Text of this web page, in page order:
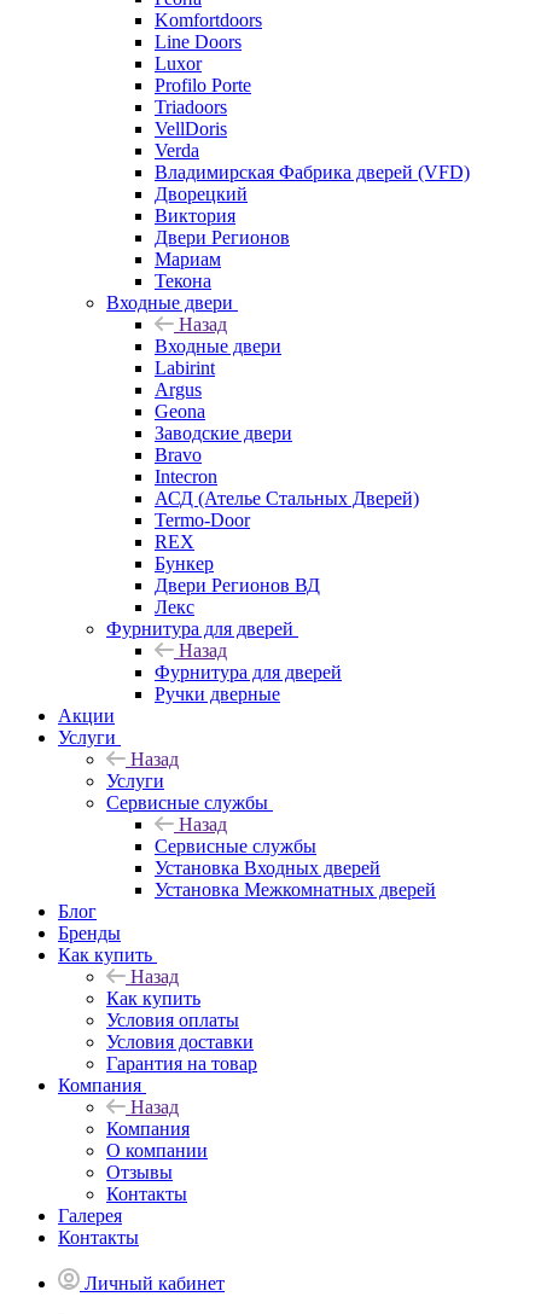
Komfortdoors
Line Doors
Luxor
Profilo Porte
Triadoors
VellDoris
Verda
Владимирская Фабрика дверей (VFD)
Дворецкий
Виктория
Двери Регионов
Мариам
Текона
Входные двери
Назад
Входные двери
Labirint
Argus
Geona
Заводские двери
Bravo
Intecron
АСД (Ателье Стальных Дверей)
Termo-Door
REX
Бункер
Двери Регионов ВД
Лекс
Фурнитура для дверей
Назад
Фурнитура для дверей
Ручки дверные
Акции
Услуги
Назад
Услуги
Сервисные службы
Назад
Сервисные службы
Установка Входных дверей
Установка Межкомнатных дверей
Блог
Бренды
Как купить
Назад
Как купить
Условия оплаты
Условия доставки
Гарантия на товар
Компания
Назад
Компания
О компании
Отзывы
Контакты
Галерея
Контакты
Личный кабинет